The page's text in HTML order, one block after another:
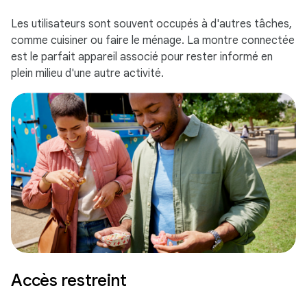
Les utilisateurs sont souvent occupés à d'autres tâches,
comme cuisiner ou faire le ménage. La montre connectée
est le parfait appareil associé pour rester informé en
plein milieu d'une autre activité.
Accès restreint